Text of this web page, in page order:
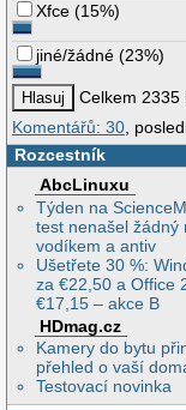
Xfce (15%)
jiné/žádné (23%)
Celkem 2335
Komentářů: 30,
Rozcestník
AbcLinuxu
Týden na
test nenašel žádný
vodíkem a antiv
Ušetřete 30 %:
za €22,50 a Office
€17,15 – akce B
HDmag.cz
Kamery do bytu
přehled o vaší
Testovací novinka